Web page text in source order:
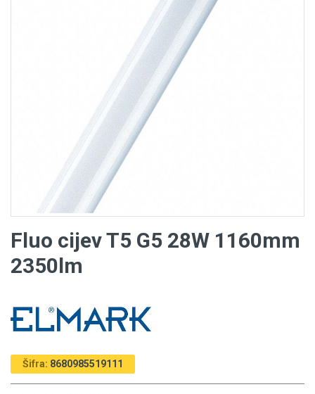
Fluo cijev T5 G5 28W 1160mm
2350lm
Šifra: 8680985519111